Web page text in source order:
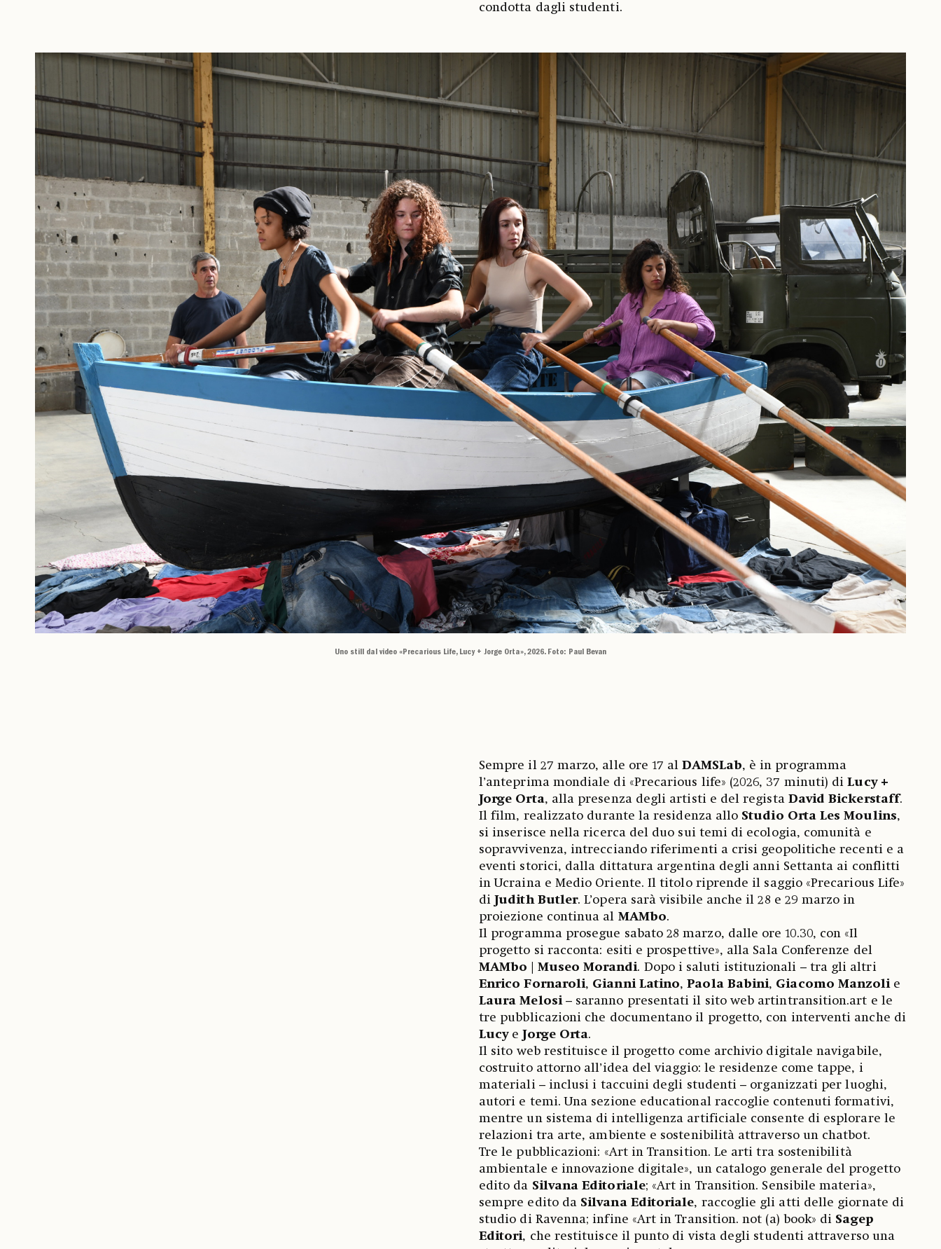
condotta dagli studenti.
Uno still dal video «Precarious Life, Lucy + Jorge Orta», 2026. Foto: Paul Bevan
Sempre il 27 marzo, alle ore 17 alDAMSLab, è in programma
l’anteprima mondiale di «Precarious life» (2026, 37 minuti) diLucy +
Jorge Orta, alla presenza degli artisti e del regista David Bickerstaff.
Il film, realizzato durante la residenza allo Studio Orta Les Moulins,
si inserisce nella ricerca del duo sui temi di ecologia, comunità e
sopravvivenza, intrecciando riferimenti a crisi geopolitiche recenti e a
eventi storici, dalla dittatura argentina degli anni Settanta ai conflitti
in Ucraina e Medio Oriente. Il titolo riprende il saggio «Precarious Life»
di
Judith Butler. L’opera sarà visibile anche il 28 e 29 marzo in
proiezione continua al MAMbo.
Il programma prosegue sabato 28 marzo, dalle ore 10.30, con «Il
progetto si racconta: esiti e prospettive», alla Sala Conferenze del
MAMbo | Museo Morandi. Dopo i saluti istituzionali – tra gli altri
Enrico Fornaroli, Gianni Latino,Paola Babini, Giacomo Manzolie
Laura Melosi– saranno presentati il sito web artintransition.art e le
tre pubblicazioni che documentano il progetto, con interventi anche di
Lucye Jorge Orta.
Il sito web restituisce il progetto come archivio digitale navigabile,
costruito attorno all’idea del viaggio: le residenze come tappe, i
materiali – inclusi i taccuini degli studenti – organizzati per luoghi,
autori e temi. Una sezione educational raccoglie contenuti formativi,
mentre un sistema di intelligenza artificiale consente di esplorare le
relazioni tra arte, ambiente e sostenibilità attraverso un chatbot.
Tre le pubblicazioni: «Art in Transition. Le arti tra sostenibilità
ambientale e innovazione digitale», un catalogo generale del progetto
edito da Silvana Editoriale; «Art in Transition. Sensibile materia»,
sempre edito da Silvana Editoriale, raccoglie gli atti delle giornate di
studio di Ravenna; infine «Art in Transition. not (a) book» di Sagep
Editori, che restituisce il punto di vista degli studenti attraverso una